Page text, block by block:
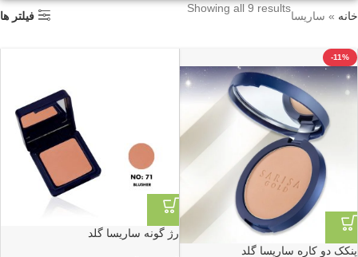
خانه » ساریسا
Showing all 9 results
فیلتر ها
-11%
پنکک دو کاره ساریسا گلد
رژ گونه ساریسا گلد